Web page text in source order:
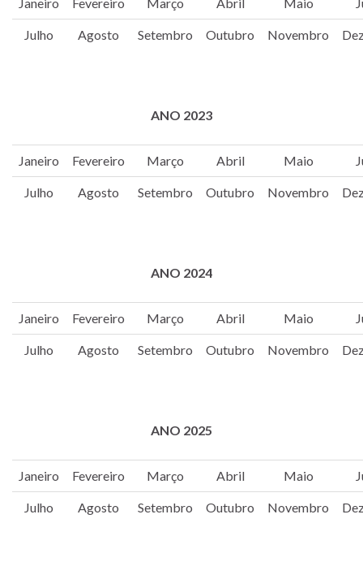
Janeiro Fevereiro Março Abril Maio
Julho Agosto Setembro Outubro Novembro
ANO 2023
Janeiro Fevereiro Março Abril Maio
Julho Agosto Setembro Outubro Novembro
ANO 2024
Janeiro Fevereiro Março Abril Maio
Julho Agosto Setembro Outubro Novembro
ANO 2025
Janeiro Fevereiro Março Abril Maio
Julho Agosto Setembro Outubro Novembro